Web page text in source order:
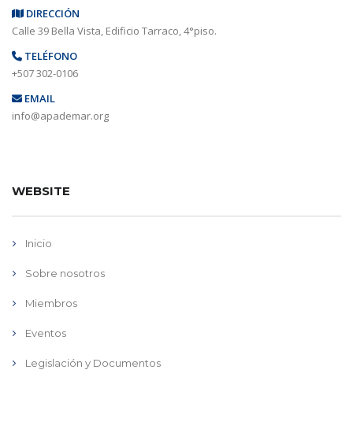
DIRECCIÓN
Calle 39 Bella Vista, Edificio Tarraco, 4°piso.
TELÉFONO
+507 302-0106
EMAIL
info@apademar.org
WEBSITE
Inicio
Sobre nosotros
Miembros
Eventos
Legislación y Documentos